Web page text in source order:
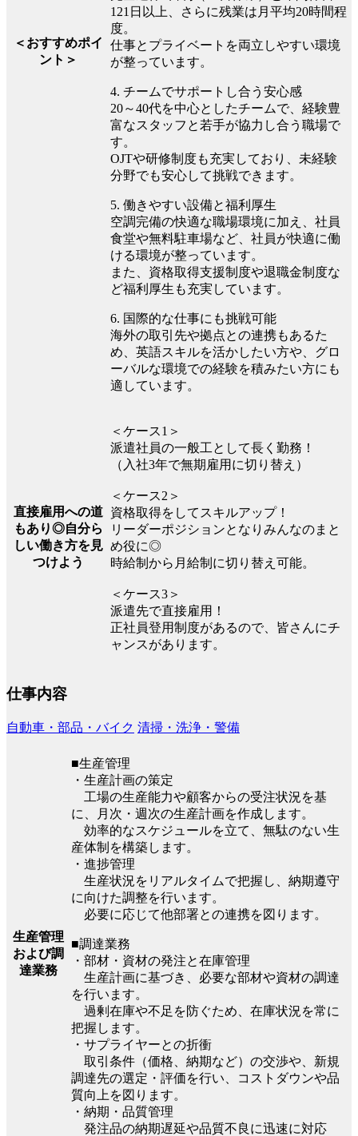
＜おすすめポイ
ント＞
121日以上、さらに残業は月平均20時間程
度。
仕事とプライベートを両立しやすい環境
が整っています。
4. チームでサポートし合う安心感
20～40代を中心としたチームで、経験豊
富なスタッフと若手が協力し合う職場で
す。
OJTや研修制度も充実しており、未経験
分野でも安心して挑戦できます。
5. 働きやすい設備と福利厚生
空調完備の快適な職場環境に加え、社員
食堂や無料駐車場など、社員が快適に働
ける環境が整っています。
また、資格取得支援制度や退職金制度な
ど福利厚生も充実しています。
6. 国際的な仕事にも挑戦可能
海外の取引先や拠点との連携もあるた
め、英語スキルを活かしたい方や、グロ
ーバルな環境での経験を積みたい方にも
適しています。
直接雇用への道
もあり◎自分ら
しい働き方を見
つけよう
＜ケース1＞
派遣社員の一般工として長く勤務！
（入社3年で無期雇用に切り替え）
＜ケース2＞
資格取得をしてスキルアップ！
リーダーポジションとなりみんなのまと
め役に◎
時給制から月給制に切り替え可能。
＜ケース3＞
派遣先で直接雇用！
正社員登用制度があるので、皆さんにチ
ャンスがあります。
仕事内容
自動車・部品・バイク 清掃・洗浄・警備
生産管理
および調
達業務
■生産管理
・生産計画の策定
工場の生産能力や顧客からの受注状況を基
に、月次・週次の生産計画を作成します。
効率的なスケジュールを立て、無駄のない生
産体制を構築します。
・進捗管理
生産状況をリアルタイムで把握し、納期遵守
に向けた調整を行います。
必要に応じて他部署との連携を図ります。
■調達業務
・部材・資材の発注と在庫管理
生産計画に基づき、必要な部材や資材の調達
を行います。
過剰在庫や不足を防ぐため、在庫状況を常に
把握します。
・サプライヤーとの折衝
取引条件（価格、納期など）の交渉や、新規
調達先の選定・評価を行い、コストダウンや品
質向上を図ります。
・納期・品質管理
発注品の納期遅延や品質不良に迅速に対応